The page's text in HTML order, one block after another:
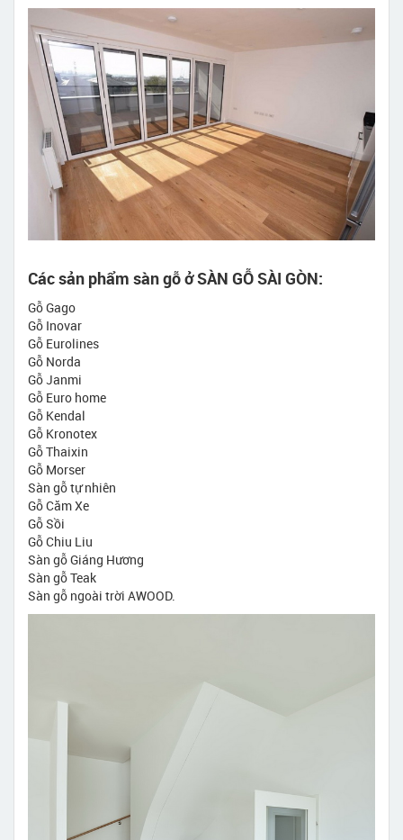
Các sản phẩm sàn gỗ ở SÀN GỖ SÀI GÒN:
Gỗ Gago
Gỗ Inovar
Gỗ Eurolines
Gỗ Norda
Gỗ Janmi
Gỗ Euro home
Gỗ Kendal
Gỗ Kronotex
Gỗ Thaixin
Gỗ Morser
Sàn gỗ tự nhiên
Gỗ Căm Xe
Gỗ Sồi
Gỗ Chiu Liu
Sàn gỗ Giáng Hương
Sàn gỗ Teak
Sàn gỗ ngoài trời AWOOD.